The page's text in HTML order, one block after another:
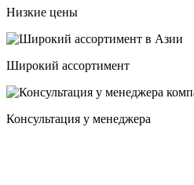
Низкие цены
Широкий ассортимент
Консультация у менеджера